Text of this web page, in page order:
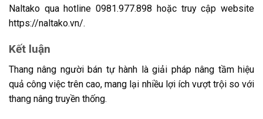
Naltako qua hotline 0981.977.898 hoặc truy cập website
https://naltako.vn/.
Kết luận
Thang nâng người bán tự hành là giải pháp nâng tầm hiệu
quả công việc trên cao, mang lại nhiều lợi ích vượt trội so với
thang nâng truyền thống.